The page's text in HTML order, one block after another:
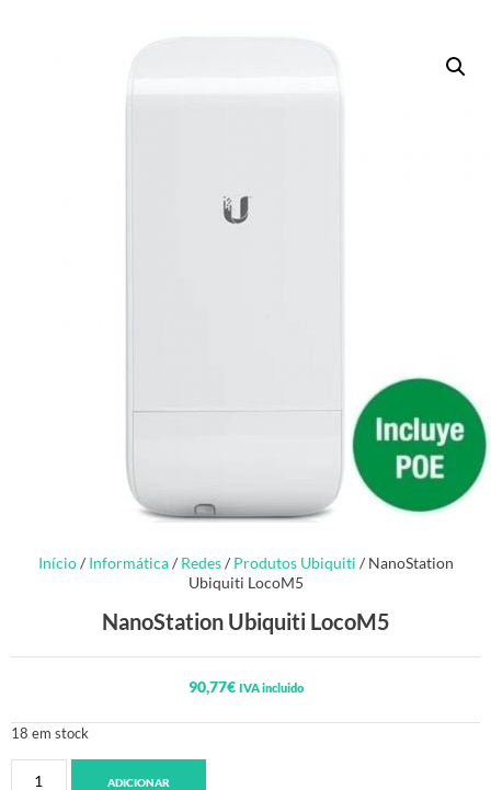
Início/ Informática/ Redes/ Produtos Ubiquiti / NanoStation
Ubiquiti LocoM5
NanoStation Ubiquiti LocoM5
90,77€ IVA incluido
18 em stock
ADICIONAR